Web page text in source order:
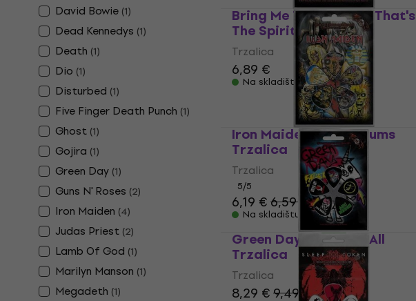
David Bowie (1)
Dead Kennedys (1)
Death (1)
Dio (1)
Disturbed (1)
Five Finger Death Punch (1)
Ghost (1)
Gojira (1)
Green Day (1)
Guns N' Roses (2)
Iron Maiden (4)
Judas Priest (2)
Lamb Of God (1)
Marilyn Manson (1)
Megadeth (1)
Bring Me The Horizon That's
The Spirit Trzalica
Trzalica
6,89 €
Na skladištu
Iron Maiden Early Albums
Trzalica
Trzalica
5/5
6,19 €6,59 €
Na skladištu
Green Day Father of All
Trzalica
Trzalica
8,29 €9,49 €